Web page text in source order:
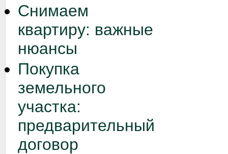
Снимаем
квартиру: важные
нюансы
Покупка
земельного
участка:
предварительный
договор